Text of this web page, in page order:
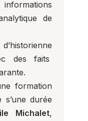
de
des faits
formation
s’une durée
Michalet,